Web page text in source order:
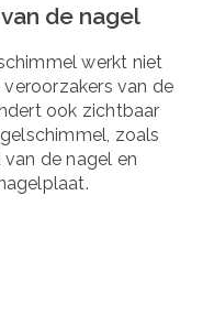
de nagel
werkt niet
van de
ook zichtbaar
zoals
de nagel en